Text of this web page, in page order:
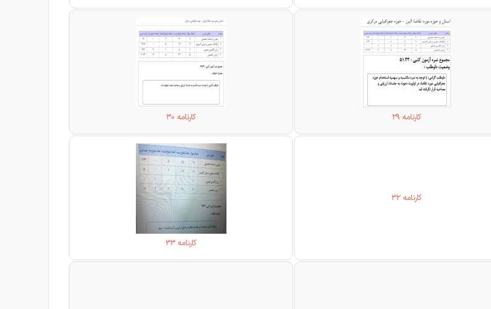
کارنامه 29 کارنامه 30
کارنامه 32
کارنامه 33